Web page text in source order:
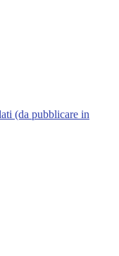
(da pubblicare in